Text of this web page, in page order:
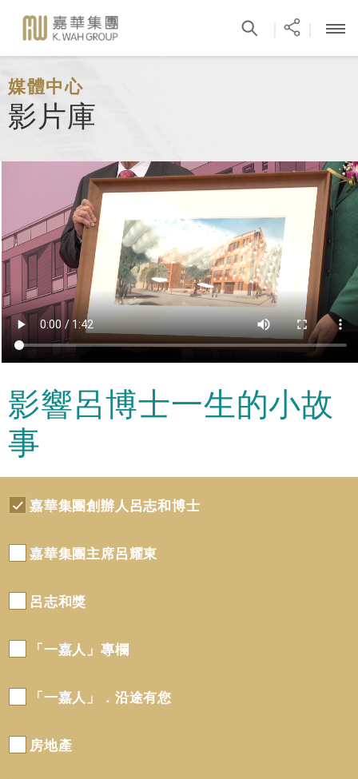
媒體中心
影片庫
影響呂博士一生的小故
事
嘉華集團創辦人呂志和博士
嘉華集團主席呂耀東
呂志和獎
「一嘉人」專欄
「一嘉人」．沿途有您
房地產